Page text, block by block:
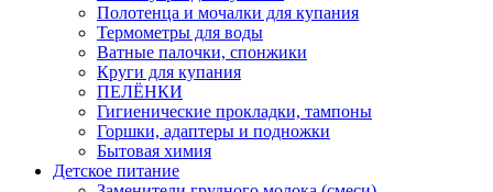
Полотенца и мочалки для купания
Термометры для воды
Ватные палочки, спонжики
Круги для купания
ПЕЛЁНКИ
Гигиенические прокладки, тампоны
Горшки, адаптеры и подножки
Бытовая химия
Детское питание